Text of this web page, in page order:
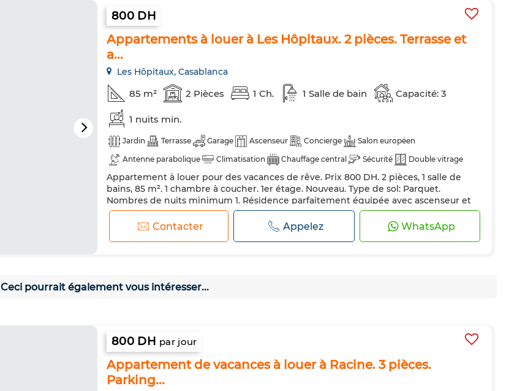
800 DH
Appartements à louer à Les Hôpitaux. 2 pièces. Terrasse et
a...
Les Hôpitaux, Casablanca
85 m² 2 Pièces 1 Ch. 1 Salle de bain Capacité: 3
1 nuits min.
Jardin Terrasse Garage Ascenseur Concierge
Salon européen
Antenne parabolique
Climatisation Chauffage central Sécurité
Double vitrage
Porte blindée
Cuisine équipée Réfrigérateur Four TV
Machine à laver
Micro-ondes
Internet Animaux domestiques autorisés
Appartement à louer pour des vacances de rêve. Prix 800 DH. 2 pièces, 1 salle de
bains, 85 m². 1 chambre à coucher. 1er étage. Nouveau. Type de sol: Parquet.
Nombres de nuits minimum 1. Résidence parfaitement équipée avec ascenseur et
parking. Vous profiterez également d'un jardin et d'une belle terrasse. Cet
appartement est à louer à Les Hôpitaux. Résidence sécurisée et porte blindée. Le
bien dispose également d'une antenne parabolique. Confort...
Contacter Appelez WhatsApp
Ceci pourrait également vous intéresser...
800 DH par jour
Appartement de vacances à louer à Racine. 3 pièces.
Parking...